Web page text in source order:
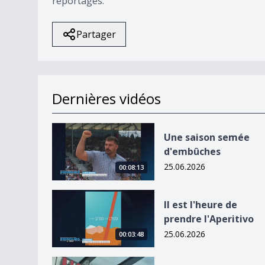
Partager
Dernières vidéos
Une saison semée d&#039;embûches
00:08:13
Une saison semée
d'embûches
25.06.2026
Il est l&#039;heure de prendre l&#039;Aperitivo
00:03:48
Il est l'heure de
prendre l'Aperitivo
25.06.2026